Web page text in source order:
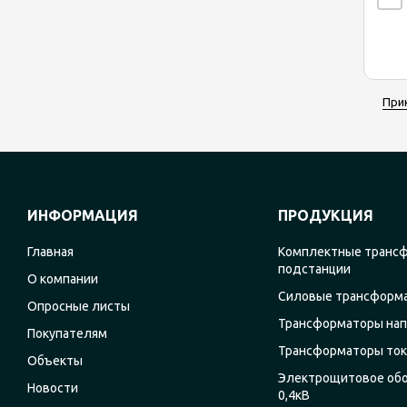
ИНФОРМАЦИЯ
Главная
О компании
Опросные листы
Покупателям
Объекты
Новости
ПРОДУКЦИЯ
Комплектные
подстанции
Силовые
Трансформаторы
Трансформаторы
Электрощитовое
0,4кВ